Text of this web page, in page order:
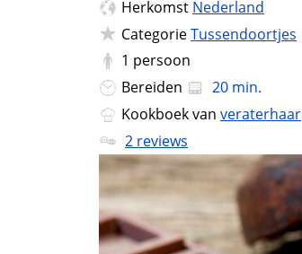
Herkomst Nederland
CategorieTussendoortjes
1 persoon
Bereiden
20 min.
Kookboek van veraterhaar
2 reviews